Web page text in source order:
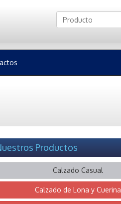
Productos
Calzado Casual
Calzado de Lona y Cuerina